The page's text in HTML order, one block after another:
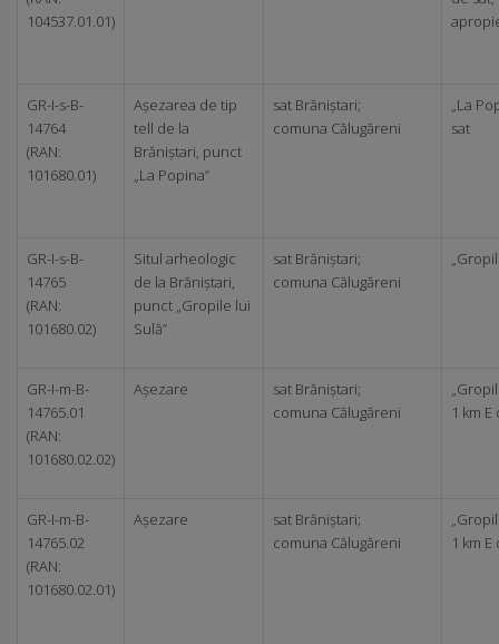
104537.01.01)
GR-I-s-B-
14764
(RAN:
101680.01)
Așezarea de tip
tell de la
Brăniștari, punct
„La Popina”
sat Brăniștari;
comuna Călugăreni
„La
sat
GR-I-s-B-
14765
(RAN:
101680.02)
Situl arheologic
de la Brăniștari,
punct „Gropile lui
Sulă”
sat Brăniștari;
comuna Călugăreni
GR-I-m-B-
14765.01
(RAN:
101680.02.02)
Așezare
sat Brăniștari;
comuna Călugăreni
1 km
GR-I-m-B-
14765.02
(RAN:
101680.02.01)
Așezare
sat Brăniștari;
comuna Călugăreni
1 km